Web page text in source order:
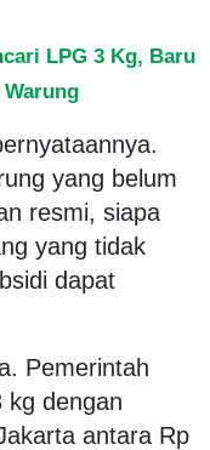
LPG 3 Kg, Baru
yang belum
resmi, siapa
yang tidak
dapat
Pemerintah
kg dengan
antara Rp